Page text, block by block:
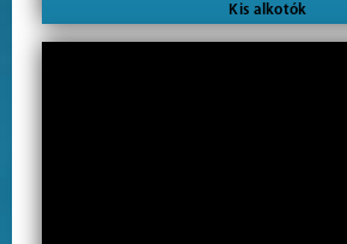
Kis alkotók